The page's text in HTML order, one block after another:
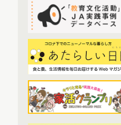
2022年10月配信(7)
2022年11月配信(6)
2023年配信(72)
2023年1月配信(6)
2023年2月配信(7)
2023年3月配信(6)
トップ対談(50)
ＪＡ実践事例紹介 (37)
教育文化プランナー (19)
協同の歴史の瞬間(52)
農業・食料ほんとうの話
わたしと協同組合(3)